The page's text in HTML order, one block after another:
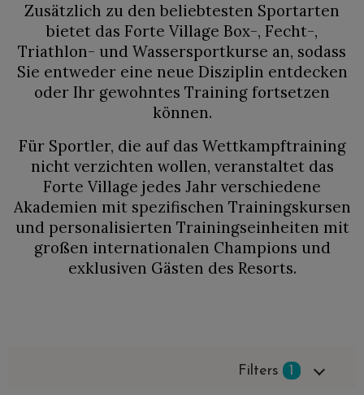
Zusätzlich zu den beliebtesten Sportarten
bietet das Forte Village Box-, Fecht-,
Triathlon- und Wassersportkurse an, sodass
Sie entweder eine neue Disziplin entdecken
oder Ihr gewohntes Training fortsetzen
können.
Für Sportler, die auf das Wettkampftraining
nicht verzichten wollen, veranstaltet das
Forte Village jedes Jahr verschiedene
Akademien mit spezifischen Trainingskursen
und personalisierten Trainingseinheiten mit
großen internationalen Champions und
exklusiven Gästen des Resorts.
Filters 1